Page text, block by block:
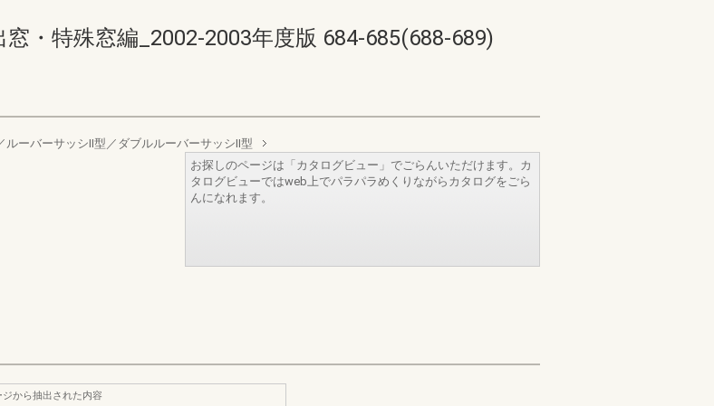
・特殊窓編_2002-2003年度版 684-685(688-689)
バーサッシⅡ型／ダブルルーバーサッシⅡ型
お探しのページは「カタログビュー」でごらんいただけます。カ
タログビューではweb上でパラパラめくりながらカタログをごら
んになれます。
ジから抽出された内容